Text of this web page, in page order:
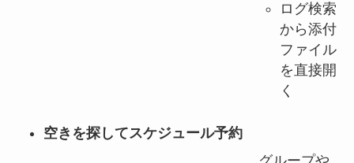
ログ検索
から添付
ファイル
を直接開
く
空きを探してスケジュール予約